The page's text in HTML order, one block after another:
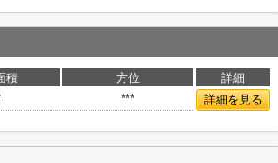
積 方位
詳細
*** 詳細を見る